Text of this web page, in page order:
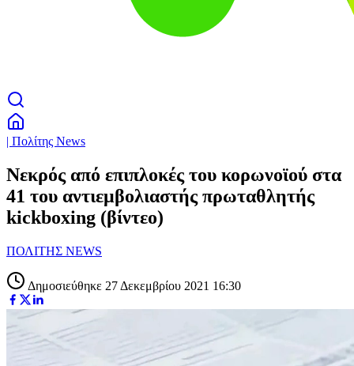
| Πολίτης News
Νεκρός από επιπλοκές του κορωνοϊού στα
41 του αντιεμβολιαστής πρωταθλητής
kickboxing (βίντεο)
ΠΟΛΙΤΗΣ NEWS
Δημοσιεύθηκε 27 Δεκεμβρίου 2021 16:30